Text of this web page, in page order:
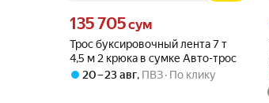
Трос буксировочный лента 7 т
4,5 м 2 крюка в сумке Авто-трос
Цена 135705 сум вместо
135 705сум
20 – 23 авг, ПВЗ По клику